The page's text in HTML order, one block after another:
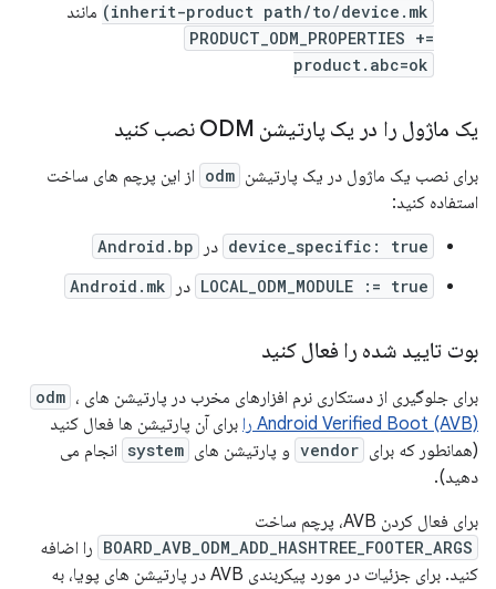
inherit-product path/to/device.mk)
مانند
PRODUCT_ODM_PROPERTIES +=
product.abc=ok
یک ماژول را در یک پارتیشن ODM نصب کنید
برای نصب یک ماژول در یک پارتیشن odm از این پرچم های ساخت
استفاده کنید:
device_specific: true در
Android.bp
LOCAL_ODM_MODULE := true در Android.mk
بوت تایید شده را فعال کنید
برای جلوگیری از دستکاری نرم افزارهای مخرب در پارتیشن های odm ،
Android Verified Boot (AVB) را
برای آن پارتیشن ها فعال کنید
(همانطور که برای vendor و پارتیشن های system انجام می
دهید).
برای فعال کردن AVB، پرچم ساخت
BOARD_AVB_ODM_ADD_HASHTREE_FOOTER_ARGS را اضافه
کنید. برای جزئیات در مورد پیکربندی AVB در پارتیشن های پویا، به